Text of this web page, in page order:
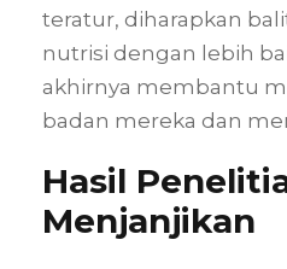
teratur, diharapkan
nutrisi dengan lebih
akhirnya membantu
badan mereka dan
Hasil
Menjanjikan